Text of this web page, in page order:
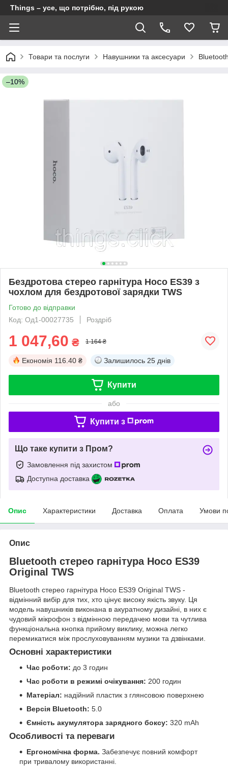
Things – усе, що потрібно, під рукою
Товари та послуги Навушники та аксесуари
–10%
Бездротова стерео гарнітура Hoco ES39 з
чохлом для бездротової зарядки TWS
Готово до відправки
Код: Од1-00027735
Роздріб
1 047,60 ₴ 1 164 ₴
Економія 116.40 ₴ Залишилось 25 днів
Купити
або
Купити з
Що таке купити з Пром?
Замовлення під захистом
Доступна доставка
Опис Характеристики Доставка Оплата Умови
Опис
Bluetooth стерео гарнітура Hoco ES39
Original TWS
Bluetooth стерео гарнітура Hoco ES39 Original TWS -
відмінний вибір для тих, хто цінує високу якість звуку. Ця
модель навушників виконана в акуратному дизайні, в них є
чудовий мікрофон з відмінною передачею мови та чутлива
функціональна кнопка прийому виклику, можна легко
перемикатися між прослуховуванням музики та дзвінками.
Основні характеристики
Час роботи: до 3 годин
Час роботи в режимі очікування: 200 годин
Матеріал: надійний пластик з глянсовою поверхнею
Версія Bluetooth: 5.0
Ємність акумулятора зарядного боксу: 320 mAh
Особливості та переваги
Ергономічна форма. Забезпечує повний комфорт
при тривалому використанні.